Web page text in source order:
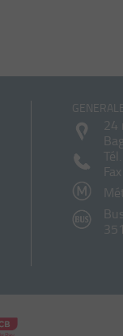
24
Tél.